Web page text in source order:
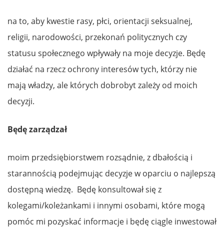
na to, aby kwestie rasy, płci, orientacji seksualnej,
religii, narodowości, przekonań politycznych czy
statusu społecznego wpływały na moje decyzje. Będę
działać na rzecz ochrony interesów tych, którzy nie
mają władzy, ale których dobrobyt zależy od moich
decyzji.
Będę zarządzał
moim przedsiębiorstwem rozsądnie, z dbałością i
starannością podejmując decyzje w oparciu o najlepszą
dostępną wiedzę. Będę konsultował się z
kolegami/koleżankami i innymi osobami, które mogą
pomóc mi pozyskać informacje i będę ciągle inwestował